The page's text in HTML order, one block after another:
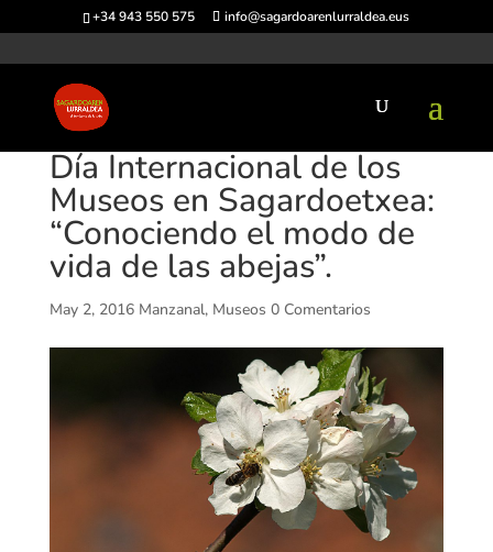
+34 943 550 575 info@sagardoarenlurraldea.eus
Día Internacional de los
Museos en Sagardoetxea:
“Conociendo el modo de
vida de las abejas”.
May 2, 2016 Manzanal, Museos 0 Comentarios